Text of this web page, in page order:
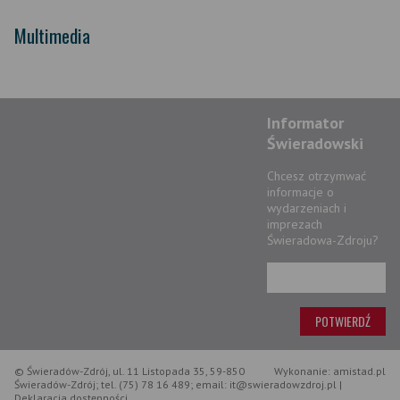
Multimedia
Informator
Świeradowski
Chcesz otrzymwać
informacje o
wydarzeniach i
imprezach
Świeradowa-Zdroju?
Wykonanie: amistad.pl
© Świeradów-Zdrój, ul. 11 Listopada 35, 59-850
Świeradów-Zdrój; tel. (75) 78 16 489; email: it@swieradowzdroj.pl |